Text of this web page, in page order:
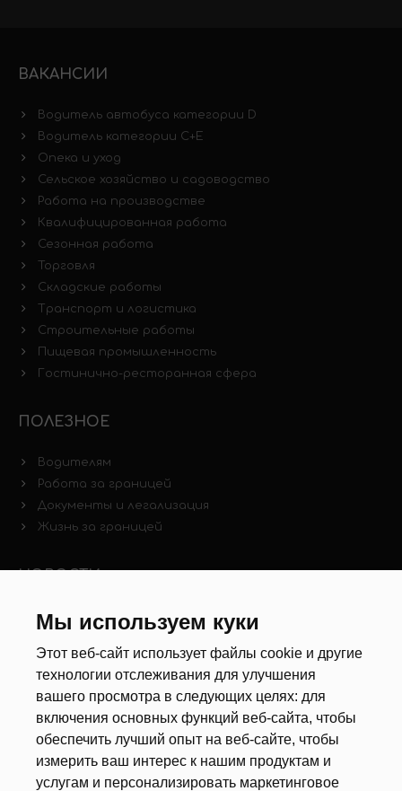
Мы используем куки
Этот веб-сайт использует файлы cookie и другие
технологии отслеживания для улучшения
вашего просмотра в следующих целях: для
включения основных функций веб-сайта, чтобы
обеспечить лучший опыт на веб-сайте, чтобы
измерить ваш интерес к нашим продуктам и
услугам и персонализировать маркетинговое
ВАКАНСИИ
Водитель автобуса категории D
Водитель категории C+E
Опека и уход
Сельское хозяйство и садоводство
Работа на производстве
Квалифицированная работа
Сезонная работа
Торговля
Складские работы
Транспорт и логистика
Строительные работы
Пищевая промышленность
Гостинично-ресторанная сфера
ПОЛЕЗНОЕ
Водителям
Работа за границей
Документы и легализация
Жизнь за границей
Новости рынка труда
Анкета
Калькулятор дат
Документы